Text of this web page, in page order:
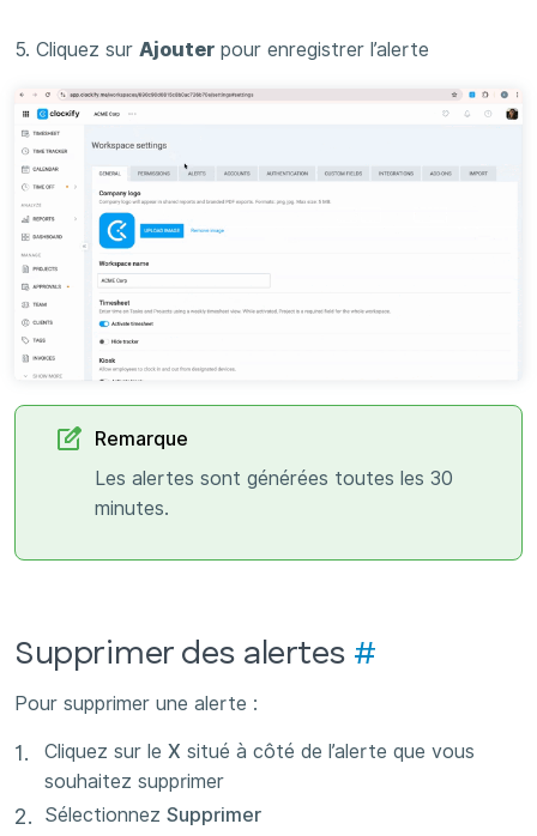
5. Cliquez sur Ajouter pour enregistrer l’alerte
Remarque
Les alertes sont générées toutes les 30
minutes.
Supprimer des alertes #
Pour supprimer une alerte :
Cliquez sur le X situé à côté de l’alerte que vous
souhaitez supprimer
Sélectionnez Supprimer